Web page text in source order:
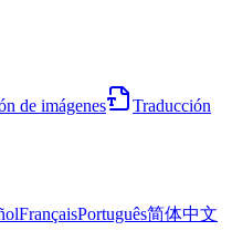
de imágenes
Traducción
FrançaisPortuguês简体中文